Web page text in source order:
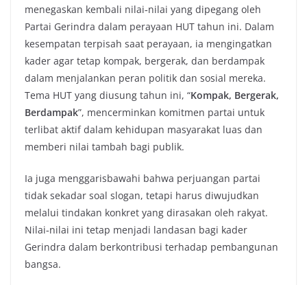
menegaskan kembali nilai‑nilai yang dipegang oleh
Partai Gerindra dalam perayaan HUT tahun ini. Dalam
kesempatan terpisah saat perayaan, ia mengingatkan
kader agar tetap kompak, bergerak, dan berdampak
dalam menjalankan peran politik dan sosial mereka.
Tema HUT yang diusung tahun ini, “Kompak, Bergerak,
Berdampak”, mencerminkan komitmen partai untuk
terlibat aktif dalam kehidupan masyarakat luas dan
memberi nilai tambah bagi publik.
Ia juga menggarisbawahi bahwa perjuangan partai
tidak sekadar soal slogan, tetapi harus diwujudkan
melalui tindakan konkret yang dirasakan oleh rakyat.
Nilai‑nilai ini tetap menjadi landasan bagi kader
Gerindra dalam berkontribusi terhadap pembangunan
bangsa.